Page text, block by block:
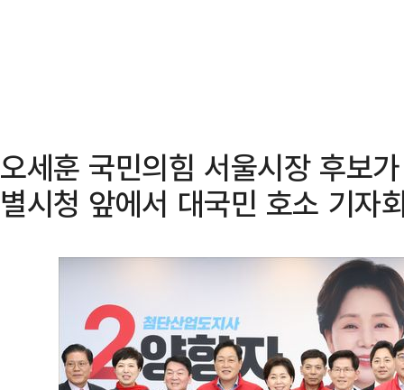
오세훈 국민의힘 서울시장 후보
별시청 앞에서 대국민 호소 기자